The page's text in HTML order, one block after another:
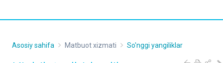
Asosiy sahifa Matbuot xizmati So'nggi yangiliklar